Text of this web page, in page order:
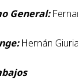
General:
Hernán